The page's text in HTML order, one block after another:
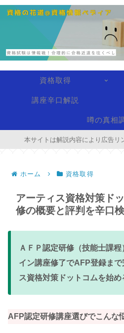
資格取得
講座辛口解説
噂の真相
本サイトは解説内容により広告リ
ホーム 資格取得
アーティス資格対策ド
修の概要と評判を辛口
ＡＦＰ認定研修（技能士課
イン講座修了でAFP登録ま
ス資格対策ドットコムを始
AFP認定研修講座選びでこんな